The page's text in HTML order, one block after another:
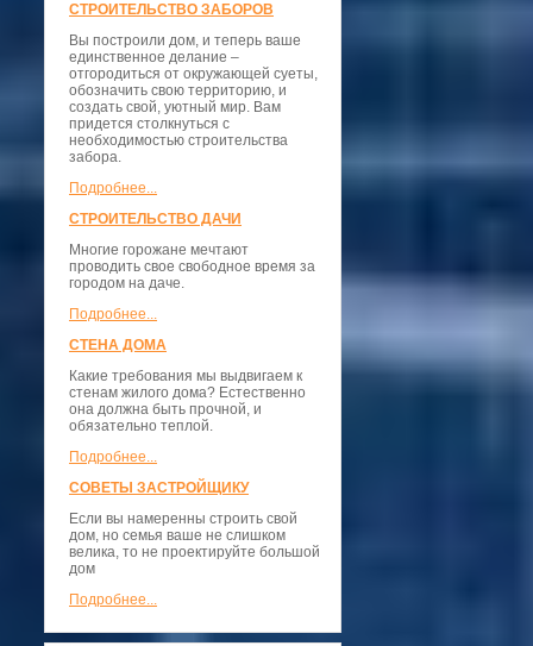
СТРОИТЕЛЬСТВО ЗАБОРОВ
Вы построили дом, и теперь ваше
единственное делание –
отгородиться от окружающей суеты,
обозначить свою территорию, и
создать свой, уютный мир. Вам
придется столкнуться с
необходимостью строительства
забора.
Подробнее...
СТРОИТЕЛЬСТВО ДАЧИ
Многие горожане мечтают
проводить свое свободное время за
городом на даче.
Подробнее...
СТЕНА ДОМА
Какие требования мы выдвигаем к
стенам жилого дома? Естественно
она должна быть прочной, и
обязательно теплой.
Подробнее...
СОВЕТЫ ЗАСТРОЙЩИКУ
Если вы намеренны строить свой
дом, но семья ваше не слишком
велика, то не проектируйте большой
дом
Подробнее...